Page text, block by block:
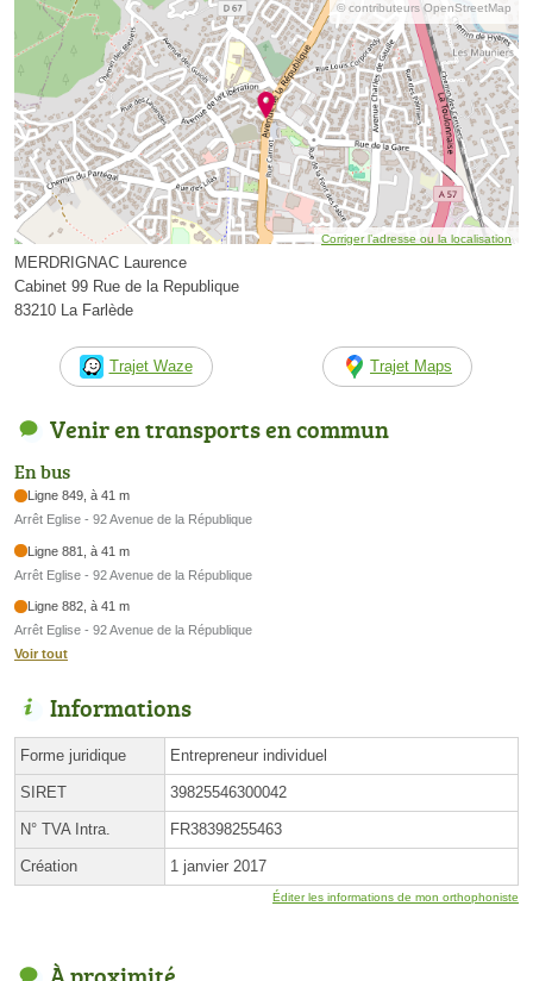
© contributeurs OpenStreetMap
Corriger l’adresse ou la localisation
MERDRIGNAC Laurence
Cabinet 99 Rue de la Republique
83210 La Farlède
Trajet Waze Trajet Maps
Venir en transports en commun
En bus
Ligne 849, à 41 m
Arrêt Eglise - 92 Avenue de la République
Ligne 881, à 41 m
Arrêt Eglise - 92 Avenue de la République
Ligne 882, à 41 m
Arrêt Eglise - 92 Avenue de la République
Voir tout
Informations
Forme juridique Entrepreneur individuel
SIRET 39825546300042
N° TVA Intra. FR38398255463
Création 1 janvier 2017
Éditer les informations de mon orthophoniste